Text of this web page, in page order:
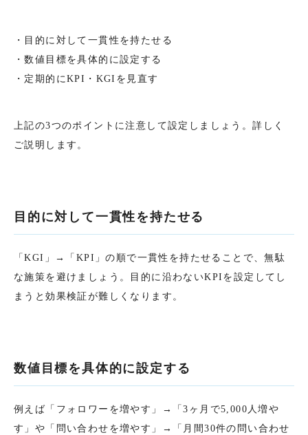
・目的に対して一貫性を持たせる
・数値目標を具体的に設定する
・定期的にKPI・KGIを見直す
上記の3つのポイントに注意して設定しましょう。詳しく
ご説明します。
目的に対して一貫性を持たせる
「KGI」→「KPI」の順で一貫性を持たせることで、無駄
な施策を避けましょう。目的に沿わないKPIを設定してし
まうと効果検証が難しくなります。
数値目標を具体的に設定する
例えば「フォロワーを増やす」→「3ヶ月で5,000人増や
す」や「問い合わせを増やす」→「月間30件の問い合わせ